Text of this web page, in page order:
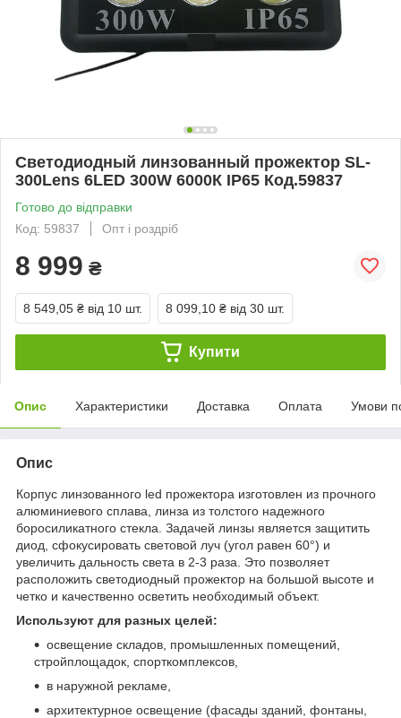
Светодиодный линзованный прожектор SL-
300Lens 6LED 300W 6000К IP65 Код.59837
Готово до відправки
Код: 59837
Опт і роздріб
8 999 ₴
8 549,05 ₴ від 10 шт. 8 099,10 ₴ від 30 шт.
Купити
Опис Характеристики Доставка Оплата Умови
Опис
Корпус линзованного led прожектора изготовлен из прочного
алюминиевого сплава, линза из толстого надежного
боросиликатного стекла. Задачей линзы является защитить
диод, сфокусировать световой луч (угол равен 60°) и
увеличить дальность света в 2-3 раза. Это позволяет
расположить светодиодный прожектор на большой высоте и
четко и качественно осветить необходимый объект.
Используют для разных целей:
освещение складов, промышленных помещений,
стройплощадок, спорткомплексов,
в наружной рекламе,
архитектурное освещение (фасады зданий, фонтаны,